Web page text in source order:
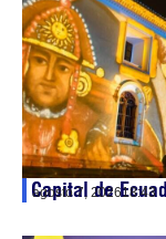
Capital de
agosto 7, 202618:43